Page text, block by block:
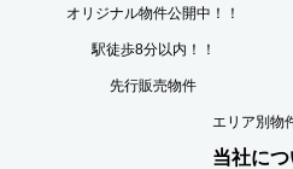
オリジナル物件公開中！！
駅徒歩8分以内！！
先行販売物件
エリア別物
当社につ